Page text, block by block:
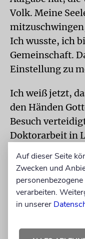
Volk. Meine
Ich wusste, ich
Gemeinschaft.
Einstellung zu
Ich weiß jetzt,
den Händen
Besuch
Doktorarbeit in
Das war für
Kennen Sie den
zwischen Gott
Auf dieser Seite
Zwecken und
verarbeiten.
in unserer